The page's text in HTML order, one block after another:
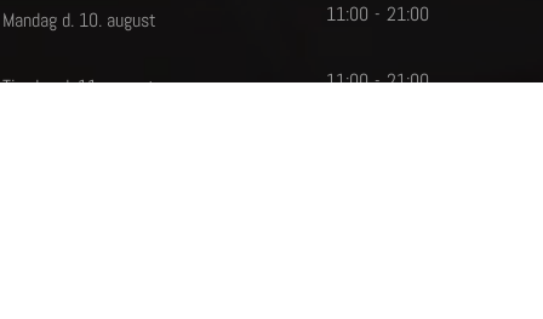
Mandag d. 10. august 11:00 - 21:00
Tirsdag d. 11. august 11:00 - 21:00